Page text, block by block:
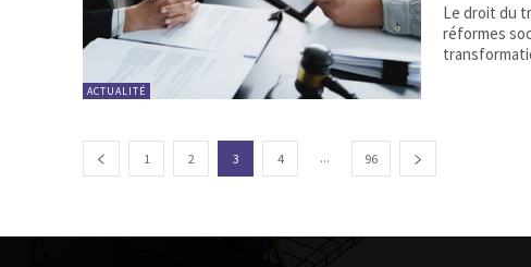
ACTUALITÉ
Le droit du
réformes
1 2 3 4 ... 96